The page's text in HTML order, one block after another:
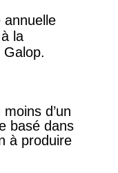
annuelle
la
d’un
basé dans
à produire